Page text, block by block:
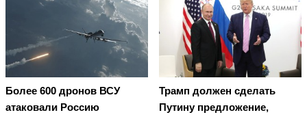
Более 600 дронов ВСУ
атаковали Россию
Трамп должен сделать
Путину предложение,